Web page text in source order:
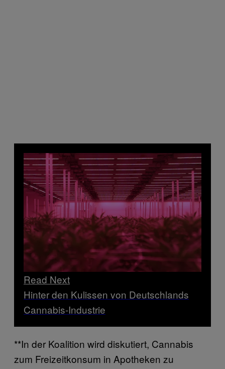
Read Next
Hinter den Kulissen von Deutschlands
Cannabis-Industrie
**In der Koalition wird diskutiert, Cannabis
zum Freizeitkonsum in Apotheken zu